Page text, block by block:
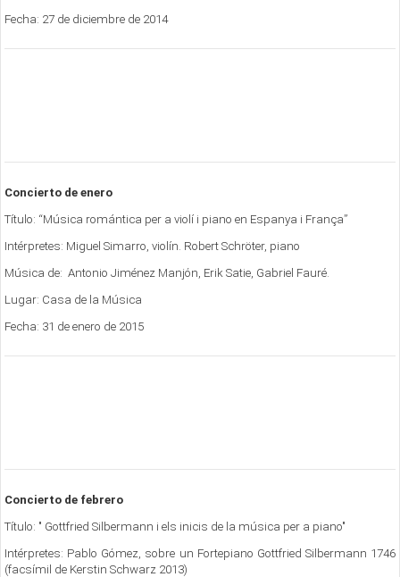
Fecha: 27 de diciembre de 2014
Concierto de enero
Título: “Música romántica per a violí i piano en Espanya i França”
Intérpretes: Miguel Simarro, violín. Robert Schröter, piano
Música de: Antonio Jiménez Manjón, Erik Satie, Gabriel Fauré.
Lugar: Casa de la Música
Fecha: 31 de enero de 2015
Concierto de febrero
Título: " Gottfried Silbermann i els inicis de la música per a piano"
Intérpretes: Pablo Gómez, sobre un Fortepiano Gottfried Silbermann 1746
(facsímil de Kerstin Schwarz 2013)